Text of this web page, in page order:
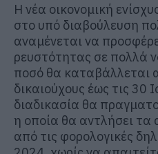
Η νέα οικονομική
στο υπό διαβούλευση
αναμένεται να
ρευστότητας σε πολλά
ποσό θα καταβάλλεται
δικαιούχους έως τις 30
διαδικασία θα
η οποία θα αντλήσει τα
από τις φορολογικές